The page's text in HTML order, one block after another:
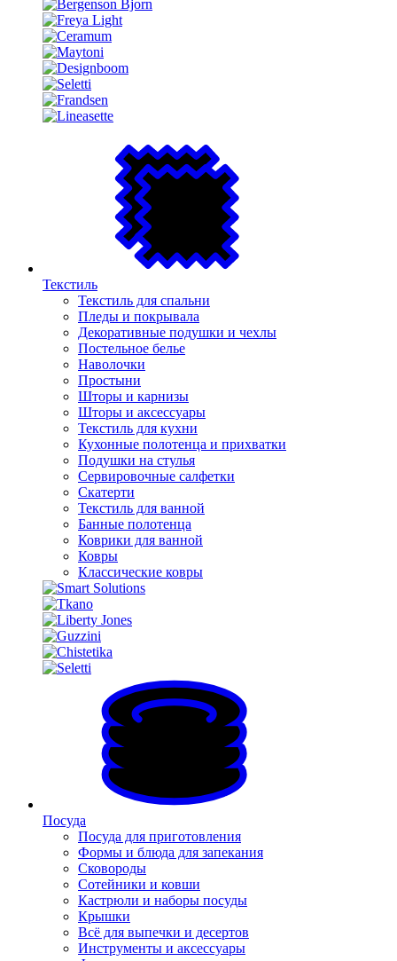
Текстиль
Текстиль для спальни
Пледы и покрывала
Декоративные подушки и чехлы
Постельное белье
Наволочки
Простыни
Шторы и карнизы
Шторы и аксессуары
Текстиль для кухни
Кухонные полотенца и прихватки
Подушки на стулья
Сервировочные салфетки
Скатерти
Текстиль для ванной
Банные полотенца
Коврики для ванной
Ковры
Классические ковры
Посуда
Посуда для приготовления
Формы и блюда для запекания
Сковороды
Сотейники и ковши
Кастрюли и наборы посуды
Крышки
Всё для выпечки и десертов
Инструменты и аксессуары